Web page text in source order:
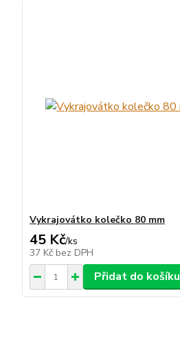
Vykrajovátko kolečko 80 mm
45 Kč/ks
37 Kč bez DPH
Přidat do košíku